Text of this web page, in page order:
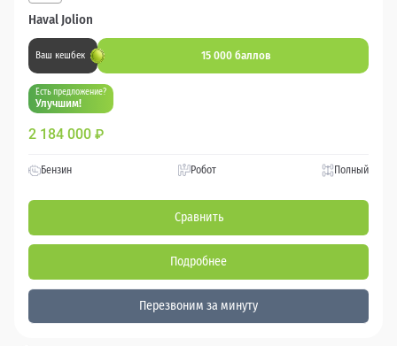
Haval Jolion
Ваш кешбек 15 000 баллов
Есть предложение?
Улучшим!
2 184 000 ₽
Бензин Робот Полный
Сравнить
Подробнее
Перезвоним за минуту